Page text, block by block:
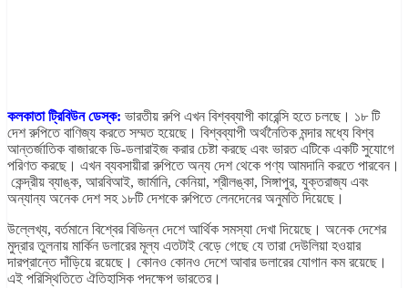
কলকাতা ট্রিবিউন ডেস্ক: ভারতীয় রুপি এখন বিশ্বব্যাপী কারেন্সি হতে চলছে। ১৮ টি
দেশ রুপিতে বাণিজ্য করতে সম্মত হয়েছে। বিশ্বব্যাপী অর্থনৈতিক মন্দার মধ্যে বিশ্ব
আন্তর্জাতিক বাজারকে ডি-ডলারাইজ করার চেষ্টা করছে এবং ভারত এটিকে একটি সুযোগে
পরিণত করছে। এখন ব্যবসায়ীরা রুপিতে অন্য দেশ থেকে পণ্য আমদানি করতে পারবেন।
কেন্দ্রীয় ব্যাঙ্ক, আরবিআই, জার্মানি, কেনিয়া, শ্রীলঙ্কা, সিঙ্গাপুর, যুক্তরাজ্য এবং
অন্যান্য অনেক দেশ সহ ১৮টি দেশকে রুপিতে লেনদেনের অনুমতি দিয়েছে।
উল্লেখ্য, বর্তমানে বিশ্বের বিভিন্ন দেশে আর্থিক সমস্যা দেখা দিয়েছে। অনেক দেশের
মুদ্রার তুলনায় মার্কিন ডলারের মূল্য এতটাই বেড়ে গেছে যে তারা দেউলিয়া হওয়ার
দারপ্রান্তে দাঁড়িয়ে রয়েছে। কোনও কোনও দেশে আবার ডলারের যোগান কম রয়েছে।
এই পরিস্থিতিতে ঐতিহাসিক পদক্ষেপ ভারতের।